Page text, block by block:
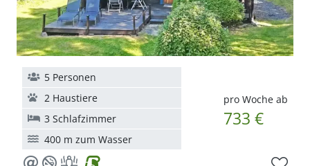
pro Woche ab
733 €
5 Personen
2 Haustiere
3 Schlafzimmer
400 m zum Wasser